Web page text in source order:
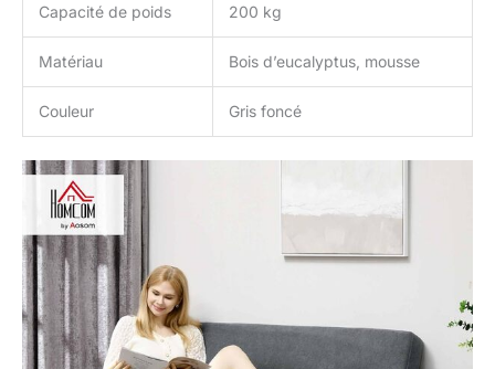
Capacité de poids 200 kg
Matériau Bois d’eucalyptus, mousse
Couleur Gris foncé